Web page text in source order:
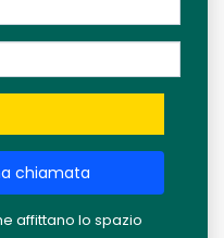
chiamata
affittano lo spazio